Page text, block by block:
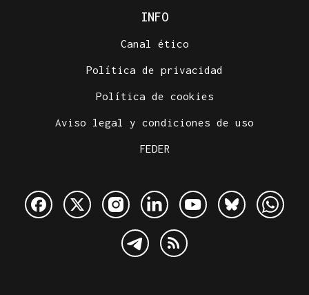
INFO
Canal ético
Política de privacidad
Política de cookies
Aviso legal y condiciones de uso
FEDER